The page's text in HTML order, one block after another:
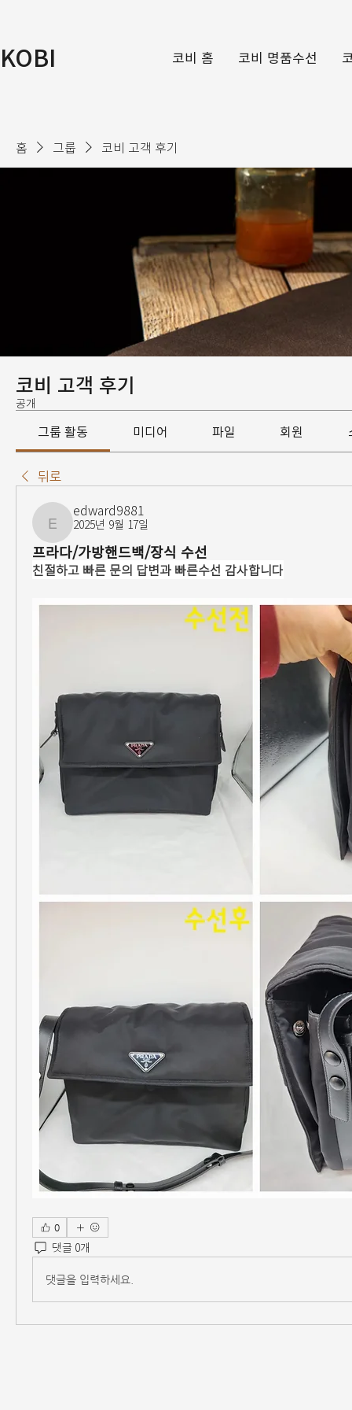
KOBI 코비 홈 코비 명품수선
홈 그룹 코비 고객 후기
코비 고객 후기
공개
그룹 활동 미디어 파일 회원
뒤로
edward9881
edward9881
2025년 9월 17일
프라다/가방핸드백/장식 수선
친절하고 빠른 문의 답변과 빠른수선 감사합니다
0
댓글 0개
댓글을 입력하세요.